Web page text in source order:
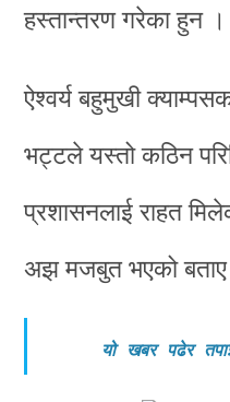
हस्तान्तरण गरेका हुन ।
ऐश्वर्य बहुमुखी
भट्टले यस्तो कठिन
प्रशासनलाई राहत
अझ मजबुत भएको
यो खबर पढेर